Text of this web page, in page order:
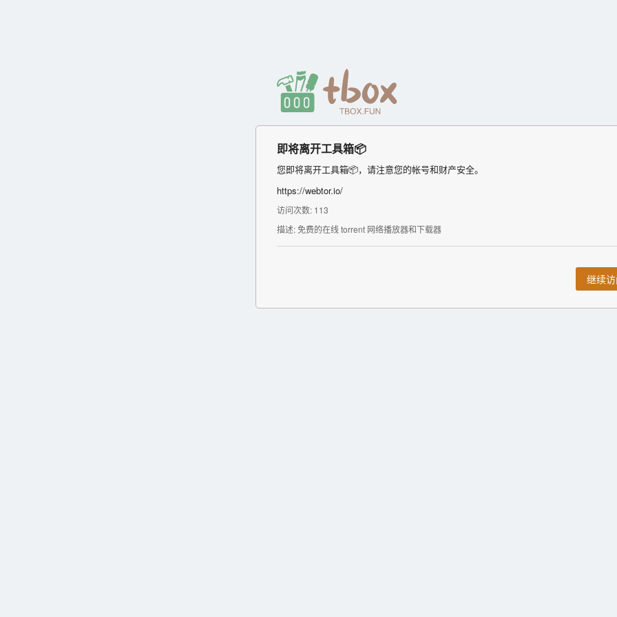
即将离开工具箱📦
您即将离开工具箱📦，请注意您的帐号和财产安全。
https://webtor.io/
访问次数: 113
描述: 免费的在线 torrent 网络播放器和下载器
继续